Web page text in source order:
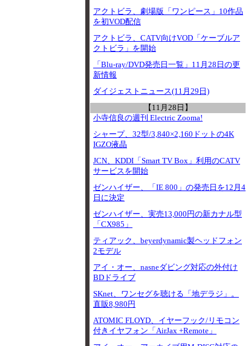
アクトビラ、劇場版「ワンピース」10作品
を初VOD配信
アクトビラ、CATV向けVOD「ケーブルア
クトビラ」を開始
「Blu-ray/DVD発売日一覧」11月28日の更
新情報
ダイジェストニュース(11月29日)
【11月28日】
小寺信良の週刊 Electric Zooma!
シャープ、32型/3,840×2,160ドットの4K
IGZO液晶
JCN、KDDI「Smart TV Box」利用のCATV
サービスを開始
ゼンハイザー、「IE 800」の発売日を12月4
日に決定
ゼンハイザー、実売13,000円の新カナル型
「CX985」
ティアック、beyerdynamic製ヘッドフォン
2モデル
アイ・オー、nasneダビング対応の外付け
BDドライブ
SKnet、ワンセグを聴ける「地デラジ」。
直販8,980円
ATOMIC FLOYD、イヤーフック/リモコン
付きイヤフォン「AirJax +Remote」